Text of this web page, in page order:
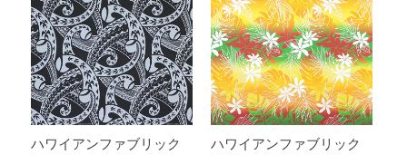
ハワイアンファブリック
ハワイアンファブリック